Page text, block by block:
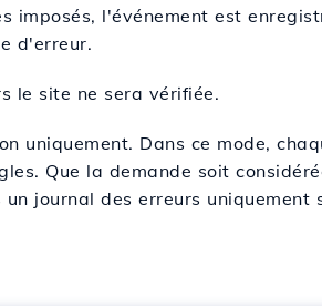
imposés, l'événement est
d'erreur.
le site ne sera vérifiée.
uniquement. Dans ce mode,
Que la demande soit
journal des erreurs uniquement